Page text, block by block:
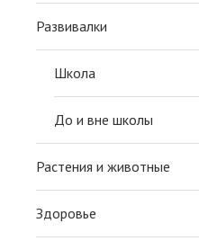
Развивалки
Школа
До и вне школы
Растения и животные
Здоровье